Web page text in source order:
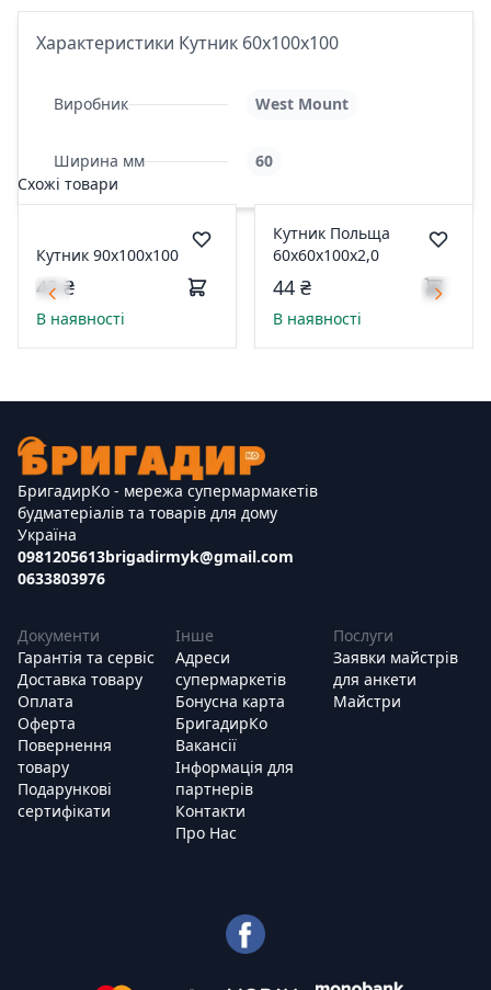
Характеристики Кутник 60х100х100
Виробник West Mount
Ширина мм
60
Схожі товари
Кутник 90х100х100
43 ₴
В наявності
Кутник Польща
60х60х100х2,0
44 ₴
В наявності
БригадирКо - мережа супермармакетів
будматеріалів та товарів для дому
Україна
0981205613
0633803976
brigadirmyk@gmail.com
Документи
Гарантія та сервіс
Доставка товару
Оплата
Оферта
Повернення
товару
Подарункові
сертифікати
Інше
Адреси
супермаркетів
Бонусна карта
БригадирКо
Вакансії
Інформація для
партнерів
Контакти
Про Нас
Послуги
Заявки майстрів
для анкети
Майстри